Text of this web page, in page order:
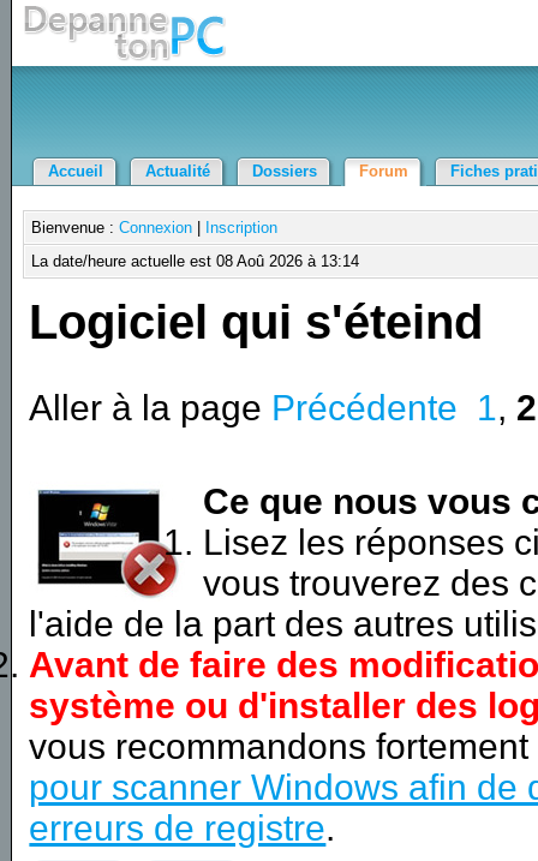
Accueil Actualité Dossiers Forum Fiches
Bienvenue :Connexion
Inscription
La date/heure actuelle est 08 Aoû 2026 à 13:14
Logiciel qui s'éteind
Aller à la page Précédente 1, 2
Ce que nous vous
Lisez les réponses
vous trouverez des
l'aide de la part des autres
Avant de faire des
système ou d'installer des
vous recommandons
pour scanner Windows afin de
erreurs de registre.